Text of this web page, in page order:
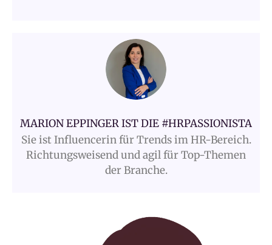
MARION EPPINGER IST DIE #HRPASSIONISTA
Sie ist Influencerin für Trends im HR-Bereich.
Richtungsweisend und agil für Top-Themen
der Branche.